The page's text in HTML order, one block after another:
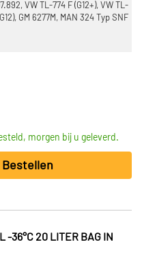
VW TL-774 F (G12+), VW TL-
GM 6277M, MAN 324 Typ SNF
morgen bij u geleverd.
Bestellen
-36°C 20 LITER BAG IN